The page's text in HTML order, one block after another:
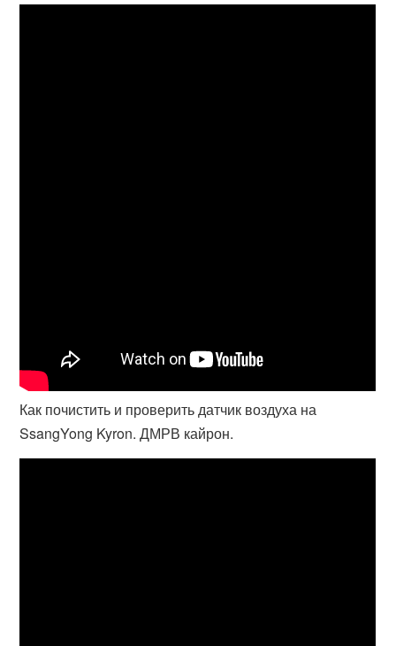
Как почистить и проверить датчик воздуха на
SsangYong Kyron. ДМРВ кайрон.